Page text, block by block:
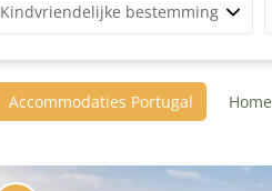
Kindvriendelijke bestemming
Accommodaties Portugal Home